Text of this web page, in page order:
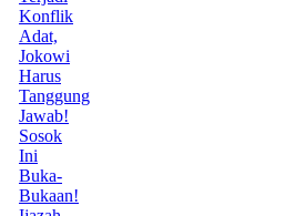
Konflik
Adat,
Jokowi
Harus
Tanggung
Jawab!
Sosok
Ini
Buka-
Bukaan!